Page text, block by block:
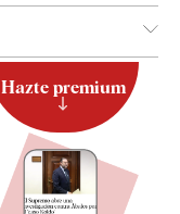
Hazte premium